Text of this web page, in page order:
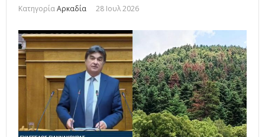
ΚατηγορίαΑρκαδία 28 Ιουλ 2026